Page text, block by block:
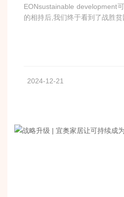
EONsustainable development
的相持后,我们终于看到了战胜
2024-12-21